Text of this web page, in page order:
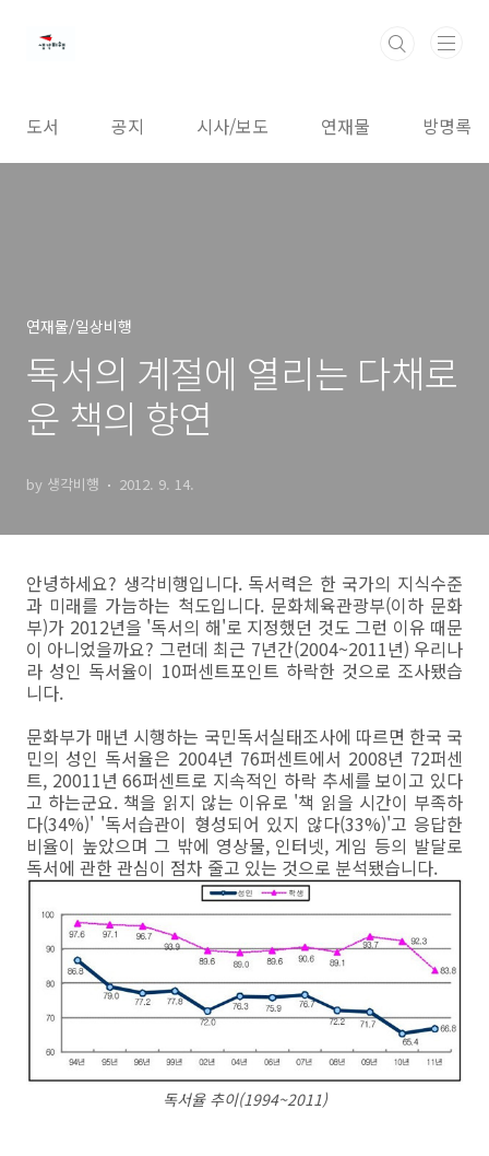
도서 공지 시사/보도 연재물 방명록
연재물/일상비행
독서의 계절에 열리는 다채로
운 책의 향연
by 생각비행 2012. 9. 14.
안녕하세요? 생각비행입니다. 독서력은 한 국가의 지식수준
과 미래를 가늠하는 척도입니다. 문화체육관광부(이하 문화
부)가 2012년을 '독서의 해'로 지정했던 것도 그런 이유 때문
이 아니었을까요? 그런데 최근 7년간(2004~2011년) 우리나
라 성인 독서율이 10퍼센트포인트 하락한 것으로 조사됐습
니다.
문화부가 매년 시행하는 국민독서실태조사에 따르면 한국 국
민의 성인 독서율은 2004년 76퍼센트에서 2008년 72퍼센
트, 20011년 66퍼센트로 지속적인 하락 추세를 보이고 있다
고 하는군요. 책을 읽지 않는 이유로 '책 읽을 시간이 부족하
다(34%)' '독서습관이 형성되어 있지 않다(33%)'고 응답한
비율이 높았으며 그 밖에 영상물, 인터넷, 게임 등의 발달로
독서에 관한 관심이 점차 줄고 있는 것으로 분석됐습니다.
독서율 추이(1994~2011)